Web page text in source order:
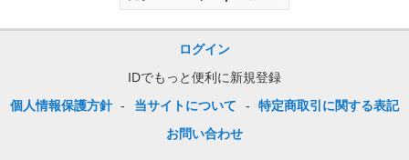
ログイン
IDでもっと便利に新規登録
個人情報保護方針 - 当サイトについて -
特定商取引に関する表記
お問い合わせ